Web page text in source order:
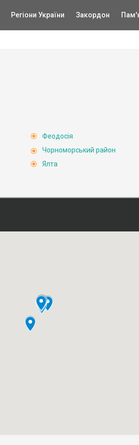
Регіони України Закордон
Феодосія
Чорноморський район
Ялта